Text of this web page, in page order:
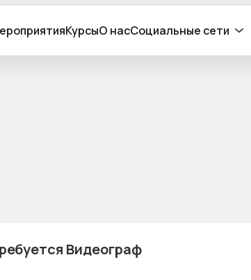
КурсыО насСоциальные сети
Видеограф